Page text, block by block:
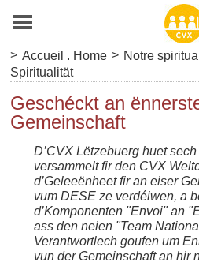
> Accueil . Home > Notre
Spiritualität
Geschéckt an
Gemeinschaft
D’CVX Lëtzebuerg huet
versammelt fir den CVX
d’Geleeënheet fir an eiser
vum DESE ze verdéiwen, a
d’Komponenten "Envoi" an
ass den neien "Team
Verantwortlech goufen um
vun der Gemeinschaft an hir